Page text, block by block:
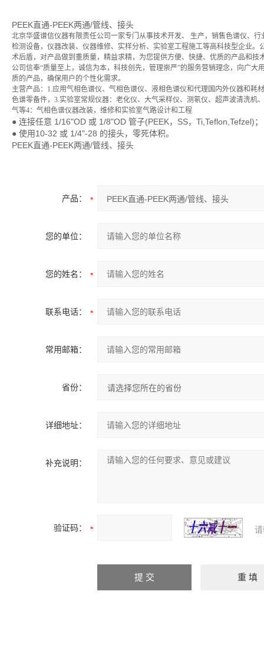
PEEK直通-PEEK两通/管线、接头
北京华盛谱信仪器有限责任公司一家专门从事技术开发、 生产，销售色谱仪、
检测设备，仪器改装、仪器维修、实样分析、实验室工程施工等高科技型企业
术后盾，对产品做到重质量，精益求精，为您提供方便、快捷、优质的产品和技
公司信奉“质量至上，诚信为本，科技创先，管理崇严”的服务营销理念，向广
质的产品，确保用户的个性化需求。
主营产品：1.应用气相色谱仪、气相色谱仪、液相色谱仪和代理国内外仪器和
色谱零备件，3.实验室常规仪器：老化仪、大气采样仪、测氡仪、超声波清洗
气等4：气相色谱仪器改装，维修和实验室气路设计和工程
● 连接任意 1/16"OD 或 1/8"OD 管子(PEEK，SS，Ti,Teflon,Tefzel)；
● 使用10-32 或 1/4"-28 的接头，零死体积。
PEEK直通-PEEK两通/管线、接头
产品：
您的单位：
您的姓名：
联系电话：
常用邮箱：
省份：
详细地址：
补充说明：
验证码：